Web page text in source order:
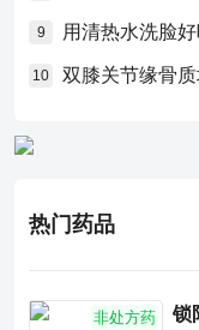
9 用清热水洗脸
10 双膝关节缘骨
热门药品
非处方药 锁